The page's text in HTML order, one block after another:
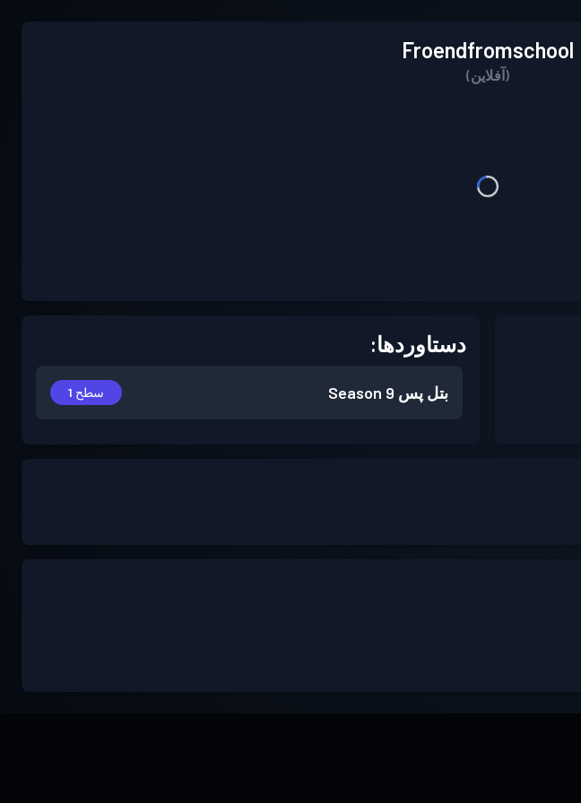
Froendfromschool
(آفلاین)
دستاوردها:
بتل پس Season 9 سطح 1